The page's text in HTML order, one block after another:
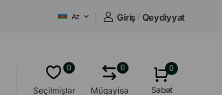
Az Giriş / Qeydiyyat
Seçilmişlər
0
Müqayisə
0 0
Səbət